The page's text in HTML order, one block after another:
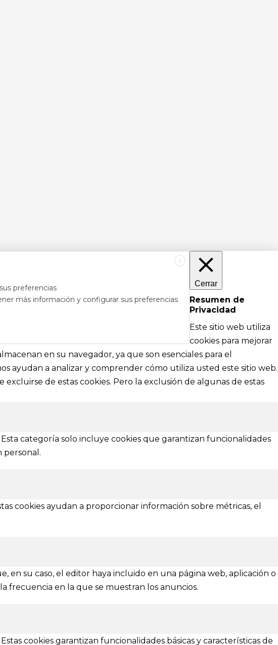
secciones e información
Inicio
El festival
Textos legales e información técnica sobre
nuestra web
Aviso Legal
Política de Privacidad
| Diseñado con mucho ❤ por Blancoperfecto
X
preferencias
más información y configurar sus preferencias
Cerrar
Resumen de
Privacidad
Este sitio web utiliza
cookies para mejorar
en su navegador, ya que son esenciales para el
ayudan a analizar y comprender cómo utiliza usted este sitio web.
de estas cookies. Pero la exclusión de algunas de estas
categoría solo incluye cookies que garantizan funcionalidades
personal.
cookies ayudan a proporcionar información sobre métricas, el
en su caso, el editor haya incluido en una página web, aplicación o
frecuencia en la que se muestran los anuncios.
cookies garantizan funcionalidades básicas y características de